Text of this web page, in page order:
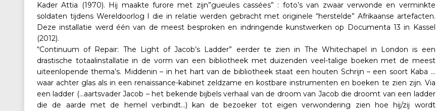
Kader Attia (1970). Hij maakte furore met zijn”gueules cassées” : foto’s van zwaar verwonde en verminkte
soldaten tijdens Wereldoorlog I die in relatie werden gebracht met originele “herstelde” Afrikaanse artefacten.
Deze installatie werd één van de meest besproken en indringende kunstwerken op Documenta 13 in Kassel
(2012).
“Continuum of Repair: The Light of Jacob’s Ladder” eerder te zien in The Whitechapel in London is een
drastische totaalinstallatie in de vorm van een bibliotheek met duizenden veel-talige boeken met de meest
uiteenlopende thema’s. Middenin – in het hart van de bibliotheek staat een houten Schrijn – een soort Kaba …
waar achter glas als in een renaissance-kabinet zeldzame en kostbare instrumenten en boeken te zien zijn. Via
een ladder (…aartsvader Jacob – het bekende bijbels verhaal van de droom van Jacob die droomt van een ladder
die de aarde met de hemel verbindt…) kan de bezoeker tot eigen verwondering zien hoe hij/zij wordt